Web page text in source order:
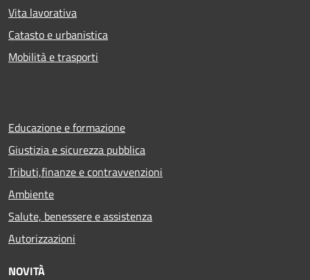
Vita lavorativa
Catasto e urbanistica
Mobilità e trasporti
Educazione e formazione
Giustizia e sicurezza pubblica
Tributi,finanze e contravvenzioni
Ambiente
Salute, benessere e assistenza
Autorizzazioni
NOVITÀ